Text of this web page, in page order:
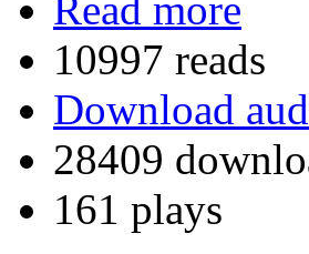
10997 reads
Download
28409
161 plays